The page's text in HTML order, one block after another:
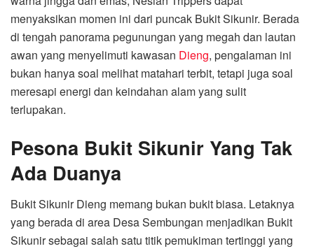
menyaksikan momen ini dari puncak Bukit Sikunir. Berada
di tengah panorama pegunungan yang megah dan lautan
awan yang menyelimuti kawasan Dieng, pengalaman ini
bukan hanya soal melihat matahari terbit, tetapi juga soal
meresapi energi dan keindahan alam yang sulit
terlupakan.
Pesona Bukit Sikunir Yang Tak
Ada Duanya
Bukit Sikunir Dieng memang bukan bukit biasa. Letaknya
yang berada di area Desa Sembungan menjadikan Bukit
Sikunir sebagai salah satu titik pemukiman tertinggi yang